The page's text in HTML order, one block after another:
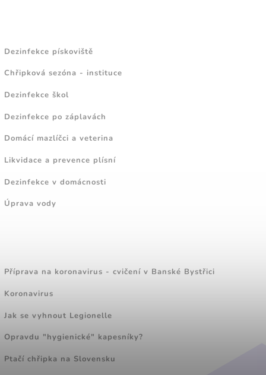
Dezinfekce pískoviště
Chřipková sezóna - instituce
Dezinfekce škol
Dezinfekce po záplavách
Domácí mazlíčci a veterina
Likvidace a prevence plísní
Dezinfekce v domácnosti
Úprava vody
Příprava na koronavirus - cvičení v Banské Bystřici
Koronavirus
Jak se vyhnout Legionelle
Opravdu "hygienické" kapesníky?
Ptačí chřipka na Slovensku